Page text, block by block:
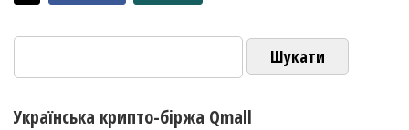
Українська крипто-біржа Qmall